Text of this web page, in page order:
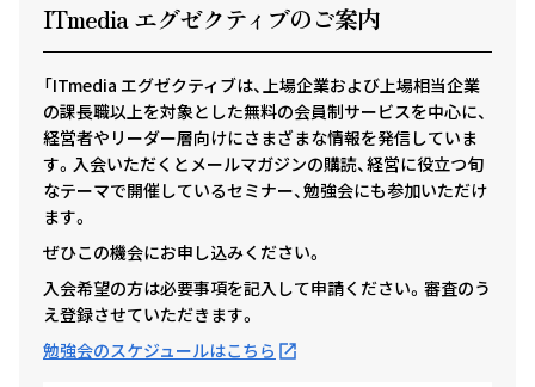
ITmedia エグゼクティ ブのご案内
「ITmedia エグゼクティブは、上場企業および上場相当企業
の課長職以上を対象とした無料の会員制サービスを中心に、
経営者やリーダー層向けにさまざまな情報を発信していま
す。入会いただくとメールマガジンの購読、経営に役立つ旬
なテーマで開催しているセミナー、勉強会にも参加いただけ
ます。
ぜひこの機会にお申し込みください。
入会希望の方は必要事項を記入して申請ください。審査のう
え登録させていただきます。
勉強会のスケジュールはこちら